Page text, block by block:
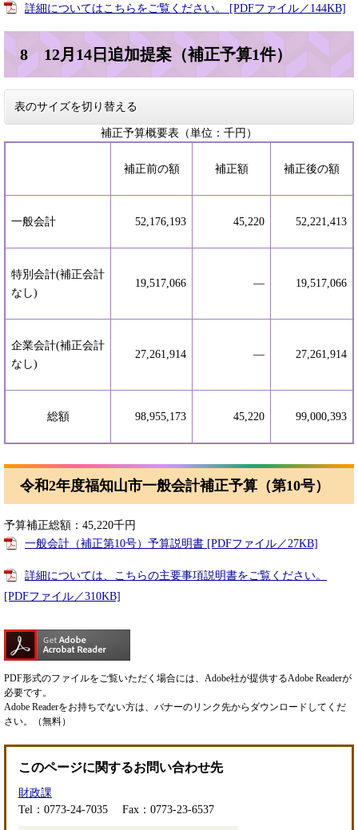
詳細についてはこちらをご覧ください。 [PDFファイル／144KB]
8 12月14日追加提案（補正予算1件）
表のサイズを切り替える
補正予算概要表（単位：千円）
補正前の額 補正額 補正後の額
一般会計 52,176,193 45,220 52,221,413
特別会計(補正会計
なし)
19,517,066 ― 19,517,066
企業会計(補正会計
なし)
27,261,914 ― 27,261,914
総額 98,955,173 45,220 99,000,393
令和2年度福知山市一般会計補正予算（第10号）
予算補正総額：45,220千円
一般会計（補正第10号）予算説明書 [PDFファイル／27KB]
詳細については、こちらの主要事項説明書をご覧ください。
[PDFファイル／310KB]
PDF形式のファイルをご覧いただく場合には、Adobe社が提供するAdobe Readerが
必要です。
Adobe Readerをお持ちでない方は、バナーのリンク先からダウンロードしてくだ
さい。（無料）
このページに関するお問い合わせ先
財政課
Tel：0773-24-7035
Fax：0773-23-6537